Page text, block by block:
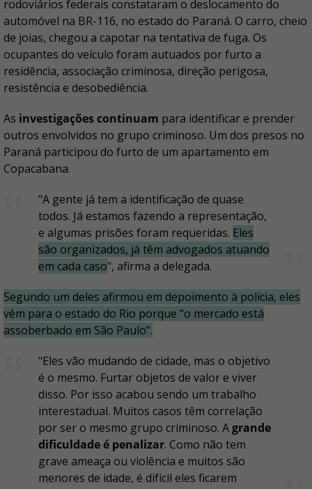
rodoviários federais constataram o deslocamento do
automóvel na BR-116, no estado do Paraná. O carro, cheio
de joias, chegou a capotar na tentativa de fuga. Os
ocupantes do veículo foram autuados por furto a
residência, associação criminosa, direção perigosa,
resistência e desobediência.
As investigações continuam para identificar e prender
outros envolvidos no grupo criminoso. Um dos presos no
Paraná participou do furto de um apartamento em
Copacabana.
"A gente já tem a identificação de quase
todos. Já estamos fazendo a representação,
e algumas prisões foram requeridas. Eles
são organizados, já têm advogados atuando
em cada caso", afirma a delegada.
Segundo um deles afirmou em depoimento à polícia, eles
vêm para o estado do Rio porque “o mercado está
assoberbado em São Paulo”.
"Eles vão mudando de cidade, mas o objetivo
é o mesmo. Furtar objetos de valor e viver
disso. Por isso acabou sendo um trabalho
interestadual. Muitos casos têm correlação
por ser o mesmo grupo criminoso. Agrande
dificuldade é penalizar. Como não tem
grave ameaça ou violência e muitos são
menores de idade, é difícil eles ficarem